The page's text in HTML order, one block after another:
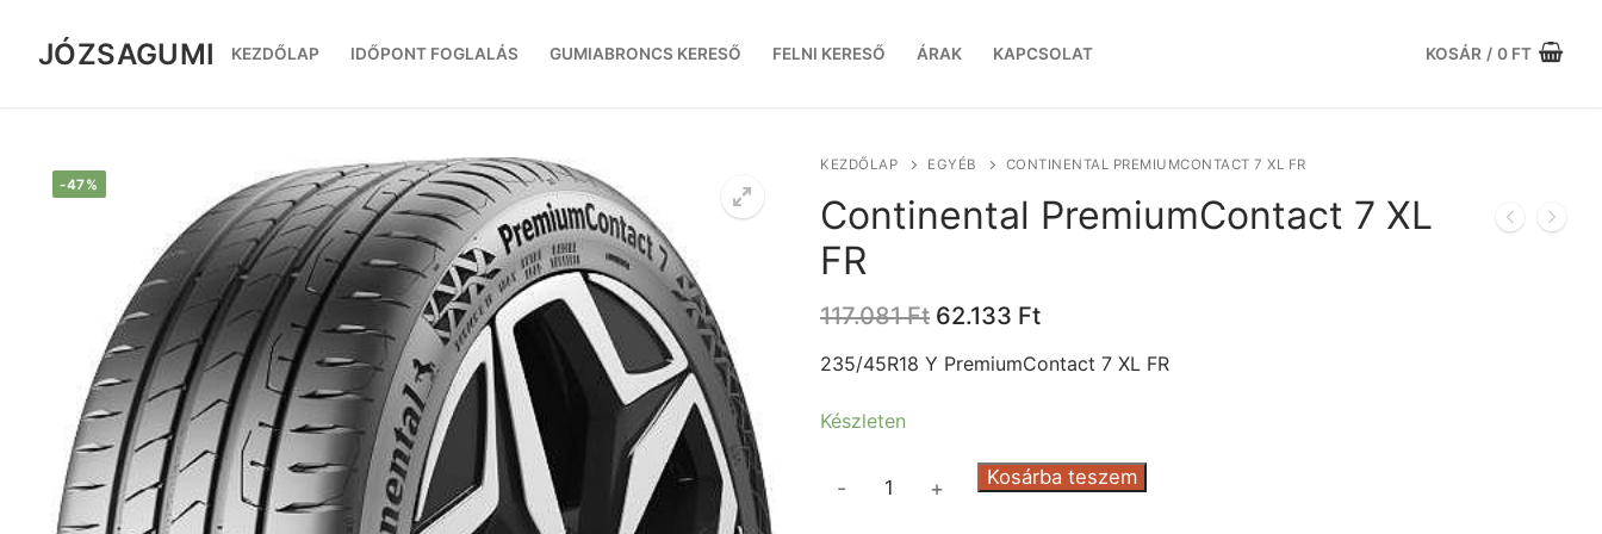
tartalomra
JÓZSAGUMI KEZDŐLAP IDŐPONT FOGLALÁS GUMIABRONCS KERESŐ FELNI KERESŐ ÁRAK KAPCSOLAT KOSÁR / 0 FT
-47%
KEZDŐLAP EGYÉB CONTINENTAL PREMIUMCONTACT 7 XL FR
Continental PremiumContact 7 XL
FR
117.081Ft Original
was:
62.133 FtCurrent
is:
235/45R18 Y PremiumContact 7 XL FR
Készleten
Continental
- + Kosárba teszem